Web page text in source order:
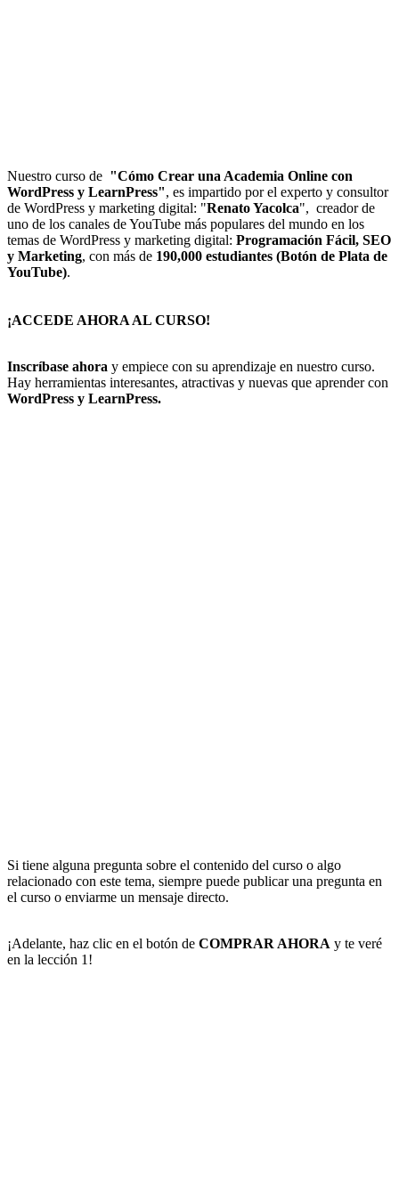
Nuestro curso de "Cómo Crear una Academia Online con
WordPress y LearnPress", es impartido por el experto y consultor
de WordPress y marketing digital: "Renato Yacolca", creador de
uno de los canales de YouTube más populares del mundo en los
temas de WordPress y marketing digital: Programación Fácil, SEO
y Marketing, con más de 190,000 estudiantes (Botón de Plata de
YouTube).
¡ACCEDE AHORA AL CURSO!
Inscríbase ahora y empiece con su aprendizaje en nuestro curso.
Hay herramientas interesantes, atractivas y nuevas que aprender con
WordPress y LearnPress.
Si tiene alguna pregunta sobre el contenido del curso o algo
relacionado con este tema, siempre puede publicar una pregunta en
el curso o enviarme un mensaje directo.
¡Adelante, haz clic en el botón de COMPRAR AHORA y te veré
en la lección 1!